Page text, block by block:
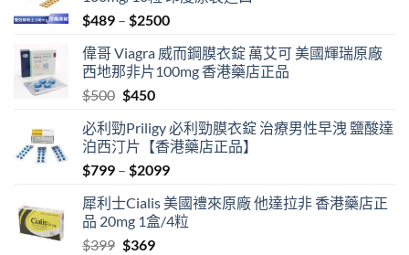
$489 – $2500Price
$489
through
偉哥 Viagra 威而鋼膜衣錠 萬艾可 美國輝瑞原廠
西地那非片100mg 香港藥店正品
$500 Original
was:
$500.
$450Current
is:
$450.
必利勁Priligy 必利勁膜衣錠 治療男性早洩 鹽酸達
泊西汀片【香港藥店正品】
$799 – $2099Price
$799
through
犀利士Cialis 美國禮來原廠 他達拉非 香港藥店正
品 20mg 1盒/4粒
$399 Original
$369Current